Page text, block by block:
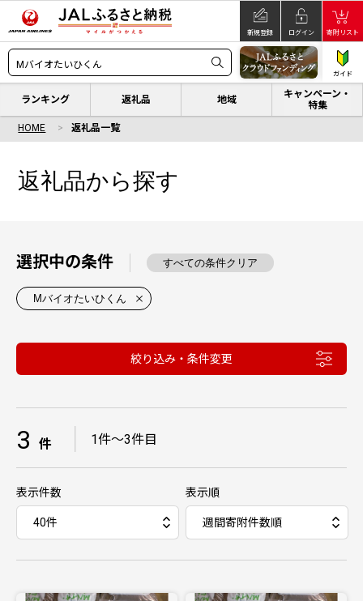
新規登録 ログイン 寄附リスト
ガイド
ランキング 返礼品 地域
キャンペーン・
特集
HOME 返礼品一覧
返礼品から探す
選択中の条件 すべての条件クリア
Mバイオたいひくん
絞り込み・条件変更
3 件 1件〜3件目
表示件数 表示順